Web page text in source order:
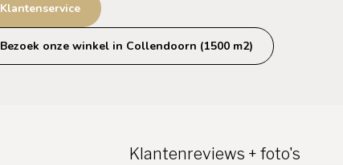
Klantenservice
Bezoek onze winkel in Collendoorn (1500 m2)
Klantenreviews + foto's